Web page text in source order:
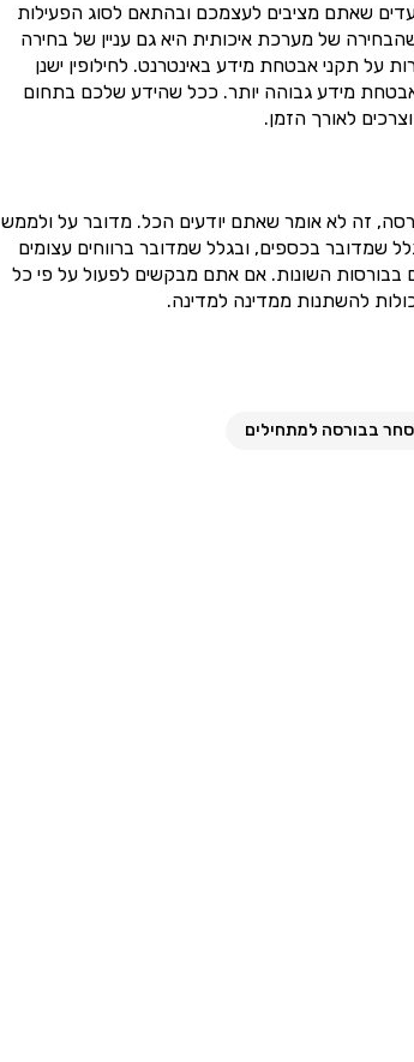
שאתם מציבים לעצמכם ובהתאם לסוג הפעילות
של מערכת איכותית היא גם עניין של בחירה
תקני אבטחת מידע באינטרנט. לחילופין ישנן
מידע גבוהה יותר. ככל שהידע שלכם בתחום
לאורך הזמן.
זה לא אומר שאתם יודעים הכל. מדובר על ולממש
שמדובר בכספים, ובגלל שמדובר ברווחים עצומים
בבורסות השונות. אם אתם מבקשים לפעול על פי כל
להשתנות ממדינה למדינה.
בבורסה למתחילים